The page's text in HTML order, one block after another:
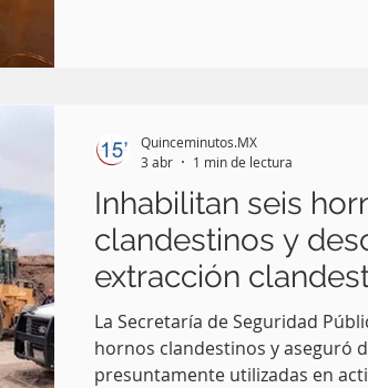
Inhabilitan seis
clandestinos y
extracción
materiales
Popo
La Secretaría de Seguridad
hornos clandestinos y aseguró
presuntamente utilizadas en
Quinceminutos.MX
3 abr
1 min de lectura